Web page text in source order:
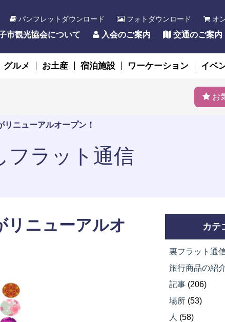
パンフレットダウンロード フォトダウンロード オ
市観光協会について 入会のご案内 交通のご案内
グルメ お土産 宿泊施設 ワーケーション イベ
お
リニューアルオープン！
フラット通信
リニューアルオ
カテ
裏フラット通
旅行商品の紹
記事 (206)
場所 (53)
人 (58)